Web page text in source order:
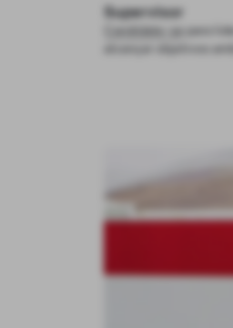
Supervisor
Candidate-se
para
alcançar objetivos